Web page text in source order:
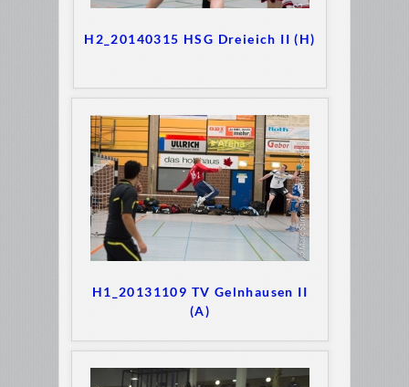
H2_20140315 HSG Dreieich II (H)
H1_20131109 TV Gelnhausen II
(A)